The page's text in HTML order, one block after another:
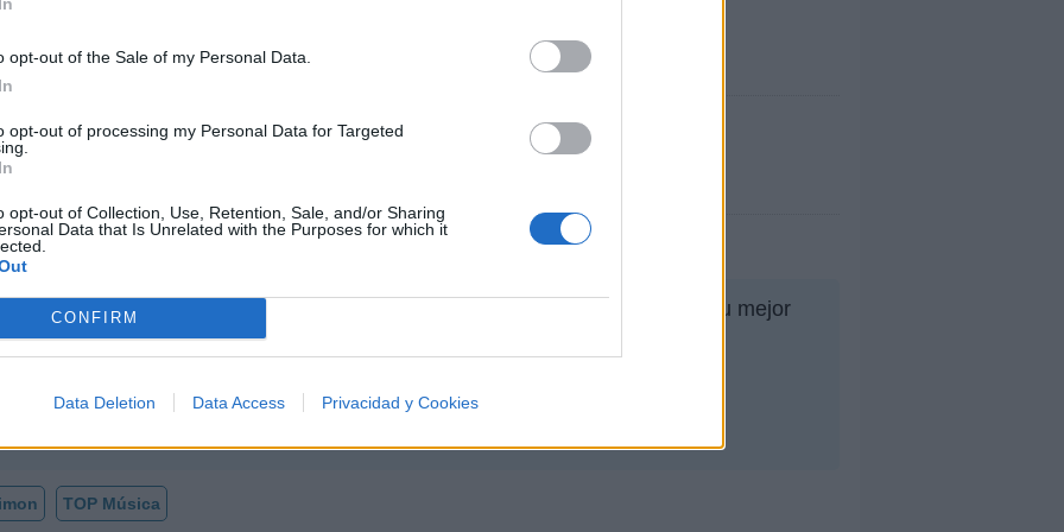
opt-out of the Sale of my Personal Data.
opt-out of processing my Personal Data for Targeted
opt-out of Collection, Use, Retention, Sale, and/or Sharing
Data that Is Unrelated with the Purposes for which it
CONFIRM
Data Deletion Data Access Privacidad y Cookies
El Limon
La Leyenda Musical que Revolucionó la Banda Sinaloense
El Limon
no está entre los 500 artistas más apoyados y visitados de esta semana, su mejor
de 2012.
Limon?
TOP Música